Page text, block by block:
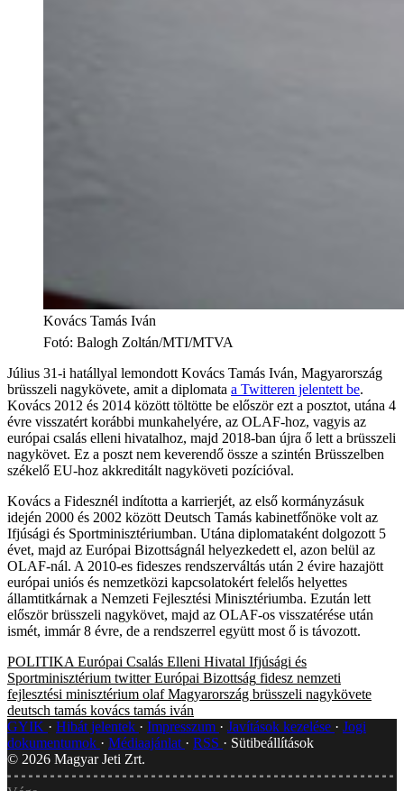
Kovács Tamás Iván
Fotó: Balogh Zoltán/MTI/MTVA
Július 31-i hatállyal lemondott Kovács Tamás Iván, Magyarország
brüsszeli nagykövete, amit a diplomata a Twitteren jelentett be.
Kovács 2012 és 2014 között töltötte be először ezt a posztot, utána 4
évre visszatért korábbi munkahelyére, az OLAF-hoz, vagyis az
európai csalás elleni hivatalhoz, majd 2018-ban újra ő lett a brüsszeli
nagykövet. Ez a poszt nem keverendő össze a szintén Brüsszelben
székelő EU-hoz akkreditált nagyköveti pozícióval.
Kovács a Fidesznél indította a karrierjét, az első kormányzásuk
idején 2000 és 2002 között Deutsch Tamás kabinetfőnöke volt az
Ifjúsági és Sportminisztériumban. Utána diplomataként dolgozott 5
évet, majd az Európai Bizottságnál helyezkedett el, azon belül az
OLAF-nál. A 2010-es fideszes rendszerváltás után 2 évire hazajött
európai uniós és nemzetközi kapcsolatokért felelős helyettes
államtitkárnak a Nemzeti Fejlesztési Minisztériumba. Ezután lett
először brüsszeli nagykövet, majd az OLAF-os visszatérése után
ismét, immár 8 évre, de a rendszerrel együtt most ő is távozott.
POLITIKA Európai Csalás Elleni Hivatal Ifjúsági és
Sportminisztérium twitter Európai Bizottság fidesz nemzeti
fejlesztési minisztérium olaf Magyarország brüsszeli nagykövete
deutsch tamás kovács tamás iván
GYIK
Hibát jelentek Impresszum Javítások kezelése
Jogi
dokumentumok
Médiaajánlat RSS
Sütibeállítások
© 2026 Magyar Jeti Zrt.